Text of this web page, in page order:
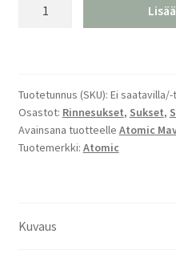
24/25
määrä
Tuotetunnus (SKU): Ei
Osastot: Rinnesukset, Sukset,
Avainsana tuotteelle Atomic
Tuotemerkki: Atomic
Kuvaus